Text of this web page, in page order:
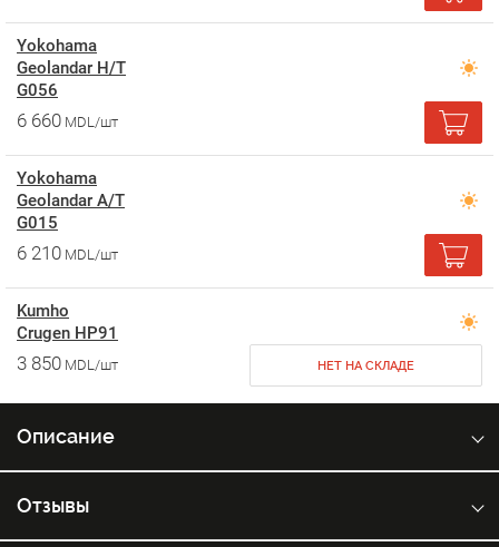
Yokohama
Geolandar H/T
G056
6 660 MDL/шт
Yokohama
Geolandar A/T
G015
6 210 MDL/шт
Kumho
Crugen HP91
3 850 MDL/шт НЕТ НА СКЛАДЕ
Описание
Отзывы